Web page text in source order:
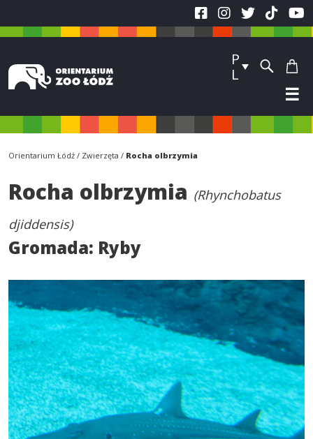
P
L
☰
Orientarium Łódź Zwierzęta Rocha olbrzymia
Rocha olbrzymia (Rhynchobatus
djiddensis)
Gromada: Ryby